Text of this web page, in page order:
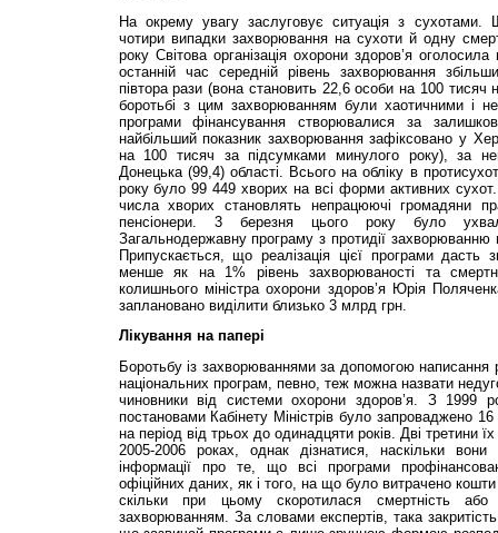
На окрему увагу заслуговує ситуація з сухотами.
чотири випадки захворювання на сухоти й одну
року Світова організація охорони здоров’я
останній час середній рівень захворювання
півтора рази (вона становить 22,6 особи на 100
боротьбі з цим захворюванням були хаотичними і
програми фінансування створювалися за
найбільший показник захворювання зафіксовано у
на 100 тисяч за підсумками минулого року), за
Донецька (99,4) області. Всього на обліку в
року було 99 449 хворих на всі форми активних
числа хворих становлять непрацюючі громадяни
пенсіонери. 3 березня цього року було
Загальнодержавну програму з протидії
Припускається, що реалізація цієї програми дасть
менше як на 1% рівень захворюваності та
колишнього міністра охорони здоров’я Юрія
заплановано виділити близько 3 млрд грн.
Лікування на папері
Боротьбу із захворюваннями за допомогою написання
національних програм, певно, теж можна назвати
чиновники від системи охорони здоров’я. З 1999
постановами Кабінету Міністрів було запроваджено
на період від трьох до одинадцяти років. Дві третини
2005-2006 роках, однак дізнатися, наскільки
інформації про те, що всі програми
офіційних даних, як і того, на що було витрачено
скільки при цьому скоротилася смертність
захворюванням. За словами експертів, така